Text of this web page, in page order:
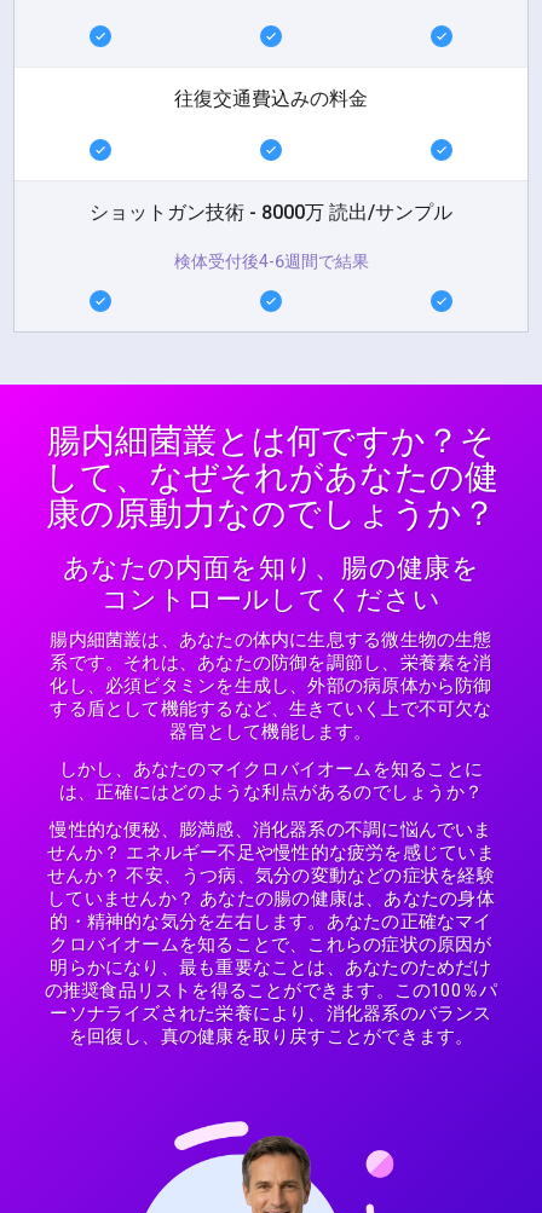
往復交通費込みの料金
ショットガン技術 - 8000万 読出/サンプル
検体受付後4-6週間で結果
腸内細菌叢とは何ですか？そ
して、なぜそれがあなたの健
康の原動力なのでしょうか？
あなたの内面を知り、腸の健康を
コントロールしてください
腸内細菌叢は、あなたの体内に生息する微生物の生態
系です。それは、あなたの防御を調節し、栄養素を消
化し、必須ビタミンを生成し、外部の病原体から防御
する盾として機能するなど、生きていく上で不可欠な
器官として機能します。
しかし、あなたのマイクロバイオームを知ることに
は、正確にはどのような利点があるのでしょうか？
慢性的な便秘、膨満感、消化器系の不調に悩んでいま
せんか？ エネルギー不足や慢性的な疲労を感じていま
せんか？ 不安、うつ病、気分の変動などの症状を経験
していませんか？ あなたの腸の健康は、あなたの身体
的・精神的な気分を左右します。あなたの正確なマイ
クロバイオームを知ることで、これらの症状の原因が
明らかになり、最も重要なことは、あなたのためだけ
の推奨食品リストを得ることができます。この100％パ
ーソナライズされた栄養により、消化器系のバランス
を回復し、真の健康を取り戻すことができます。